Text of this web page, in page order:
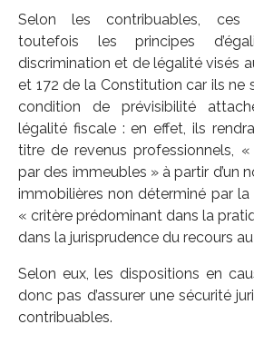
Selon les contribuables, ces
toutefois les principes
discrimination et de légalité visés
et 172 de la Constitution car ils ne
condition de prévisibilité
légalité fiscale : en effet, ils
titre de revenus professionnels,
par des immeubles » à partir d’un
immobilières non déterminé par
« critère prédominant dans la
dans la jurisprudence du recours
Selon eux, les dispositions en
donc pas d’assurer une sécurité
contribuables.